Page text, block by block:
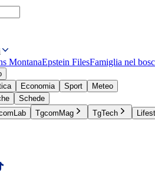
MontanaEpstein FilesFamiglia nel
Economia Sport
Meteo
Schede
TgcomMag TgTech